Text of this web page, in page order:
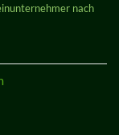
nach